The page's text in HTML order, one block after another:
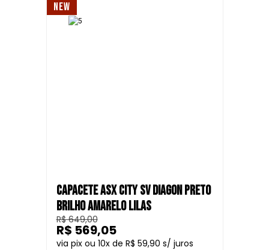
NEW
CAPACETE ASX CITY SV DIAGON PRETO
BRILHO AMARELO LILAS
R$ 649,00
10
R$ 59,90
R$ 569,05